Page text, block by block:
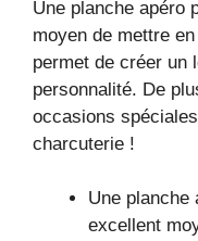
Une planche apéro
moyen de mettre
permet de créer un
personnalité. De
occasions
charcuterie !
Une planche
excellent